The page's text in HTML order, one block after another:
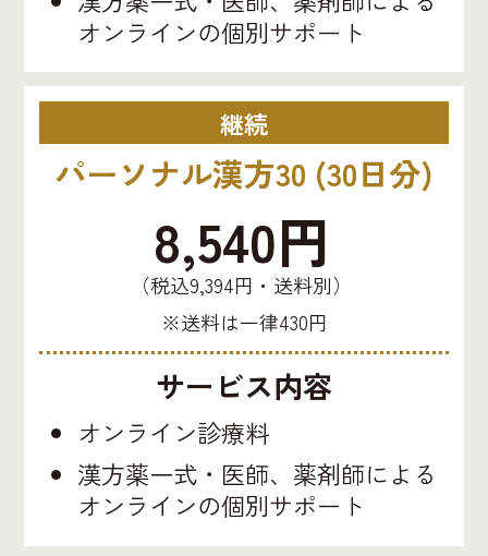
オンラインの個別サポート
継続
パーソナル漢方30 (30日分)
8,540円
（税込9,394円・送料別）
※送料は一律430円
サービス内容
オンライン診療料
漢方薬一式・医師、薬剤師による
オンラインの個別サポート